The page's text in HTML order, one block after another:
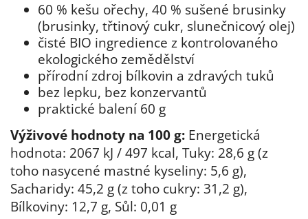
60 % kešu ořechy, 40 % sušené brusinky
(brusinky, třtinový cukr, slunečnicový olej)
čisté BIO ingredience z kontrolovaného
ekologického zemědělství
přírodní zdroj bílkovin a zdravých tuků
bez lepku, bez konzervantů
praktické balení 60 g
Výživové hodnoty na 100 g: Energetická
hodnota: 2067 kJ / 497 kcal, Tuky: 28,6 g (z
toho nasycené mastné kyseliny: 5,6 g),
Sacharidy: 45,2 g (z toho cukry: 31,2 g),
Bílkoviny: 12,7 g, Sůl: 0,01 g